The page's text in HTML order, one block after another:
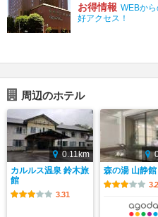
お得情報 WEBか
好アクセス！
周辺のホテル
0.11km
カルルス温泉 鈴木旅
館
3.31
森の湯 山静館